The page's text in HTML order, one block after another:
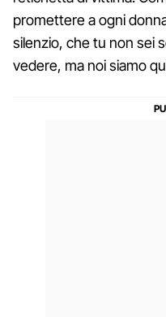
promettere a ogni
silenzio, che tu non sei
vedere, ma noi siamo